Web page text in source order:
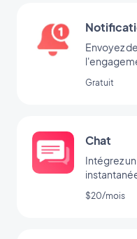
Envoyez
Gratuit
Chat
Intégrez
$20/mois